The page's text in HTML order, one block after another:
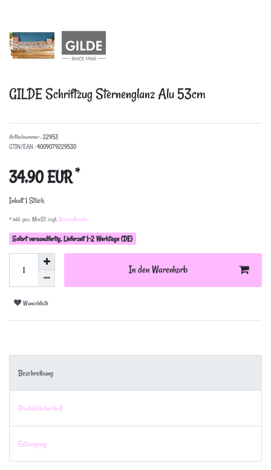
GILDE Schriftzug Sternenglanz Alu 53cm
Artikelnummer :22953
GTIN/EAN :4009079229530
34,90 EUR*
Inhalt1Stück
* inkl. ges. MwSt. zzgl.Versandkosten
Sofort versandfertig, Lieferzeit 1-2 Werktage (DE)
In den Warenkorb
Wunschliste
Beschreibung
Produktsicherheit
Entsorgung